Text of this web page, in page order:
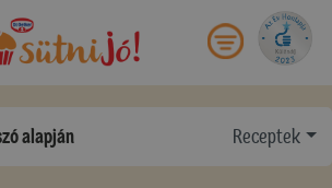
Receptek